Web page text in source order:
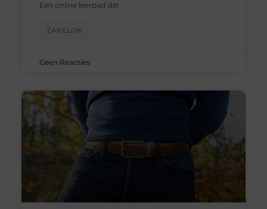
Een online leerpad dat
ZAKELIJK
Geen Reacties